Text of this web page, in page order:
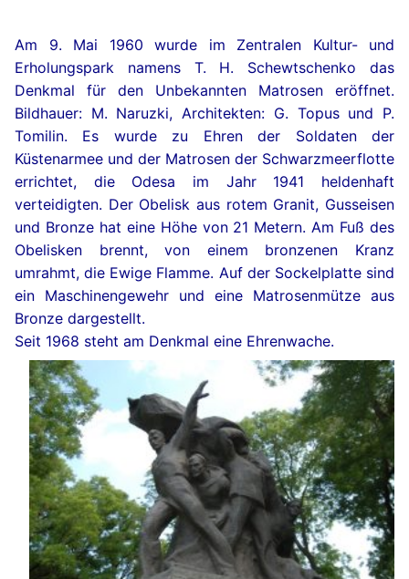
Am 9. Mai 1960 wurde im Zentralen Kultur- und
Erholungspark namens T. H. Schewtschenko das
Denkmal für den Unbekannten Matrosen eröffnet.
Bildhauer: M. Naruzki, Architekten: G. Topus und P.
Tomilin. Es wurde zu Ehren der Soldaten der
Küstenarmee und der Matrosen der Schwarzmeerflotte
errichtet, die Odesa im Jahr 1941 heldenhaft
verteidigten. Der Obelisk aus rotem Granit, Gusseisen
und Bronze hat eine Höhe von 21 Metern. Am Fuß des
Obelisken brennt, von einem bronzenen Kranz
umrahmt, die Ewige Flamme. Auf der Sockelplatte sind
ein Maschinengewehr und eine Matrosenmütze aus
Bronze dargestellt.
Seit 1968 steht am Denkmal eine Ehrenwache.